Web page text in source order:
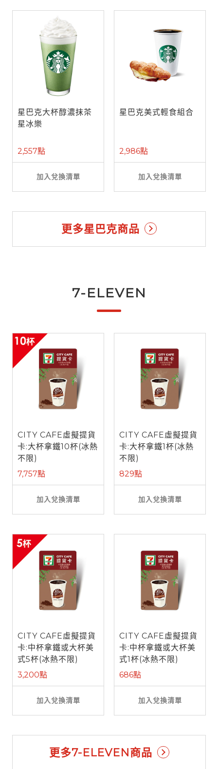
星巴克大杯醇濃抹茶
星冰樂
2,557點
加入兌換清單
星巴克美式輕食組合
2,986點
加入兌換清單
更多星巴克商品
7-ELEVEN
CITY CAFE虛擬提貨
卡:大杯拿鐵10杯(冰熱
不限)
7,757點
加入兌換清單
CITY CAFE虛擬提貨
卡:大杯拿鐵1杯(冰熱
不限)
829點
加入兌換清單
CITY CAFE虛擬提貨
卡:中杯拿鐵或大杯美
式5杯(冰熱不限)
3,200點
加入兌換清單
CITY CAFE虛擬提貨
卡:中杯拿鐵或大杯美
式1杯(冰熱不限)
686點
加入兌換清單
更多7-ELEVEN商品